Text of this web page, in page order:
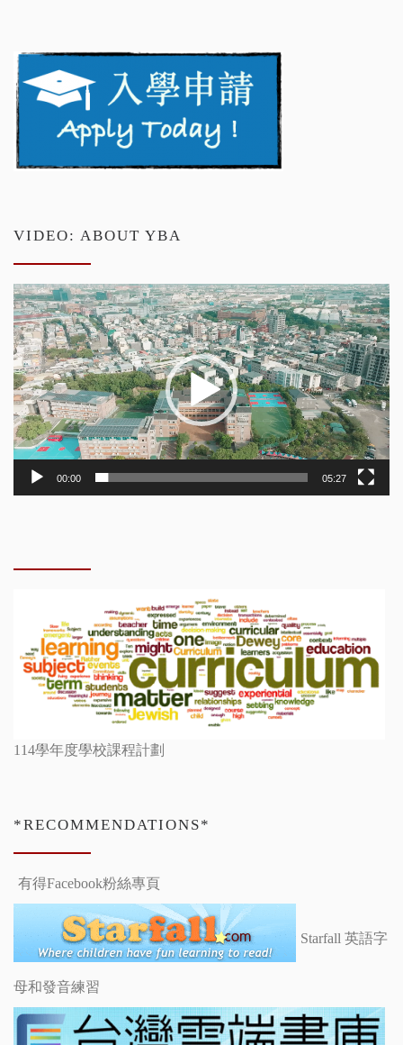
VIDEO: ABOUT YBA
Video
Player
00:00 05:27
114學年度學校課程計劃
*RECOMMENDATIONS*
有得Facebook粉絲專頁
Starfall 英語字
母和發音練習